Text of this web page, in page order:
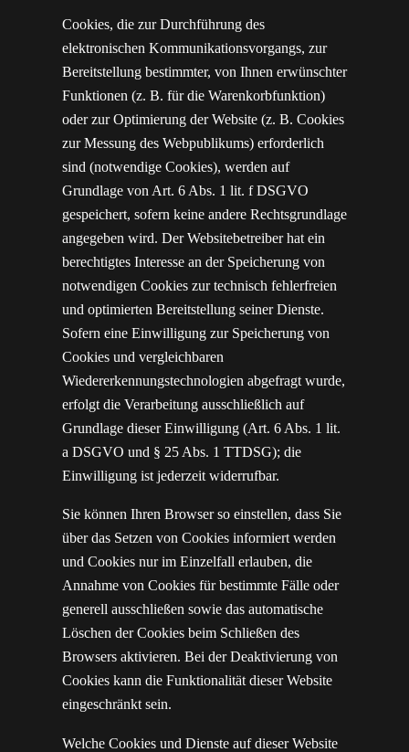
Cookies, die zur Durchführung des
elektronischen Kommunikationsvorgangs, zur
Bereitstellung bestimmter, von Ihnen erwünschter
Funktionen (z. B. für die Warenkorbfunktion)
oder zur Optimierung der Website (z. B. Cookies
zur Messung des Webpublikums) erforderlich
sind (notwendige Cookies), werden auf
Grundlage von Art. 6 Abs. 1 lit. f DSGVO
gespeichert, sofern keine andere Rechtsgrundlage
angegeben wird. Der Websitebetreiber hat ein
berechtigtes Interesse an der Speicherung von
notwendigen Cookies zur technisch fehlerfreien
und optimierten Bereitstellung seiner Dienste.
Sofern eine Einwilligung zur Speicherung von
Cookies und vergleichbaren
Wiedererkennungstechnologien abgefragt wurde,
erfolgt die Verarbeitung ausschließlich auf
Grundlage dieser Einwilligung (Art. 6 Abs. 1 lit.
a DSGVO und § 25 Abs. 1 TTDSG); die
Einwilligung ist jederzeit widerrufbar.
Sie können Ihren Browser so einstellen, dass Sie
über das Setzen von Cookies informiert werden
und Cookies nur im Einzelfall erlauben, die
Annahme von Cookies für bestimmte Fälle oder
generell ausschließen sowie das automatische
Löschen der Cookies beim Schließen des
Browsers aktivieren. Bei der Deaktivierung von
Cookies kann die Funktionalität dieser Website
eingeschränkt sein.
Welche Cookies und Dienste auf dieser Website